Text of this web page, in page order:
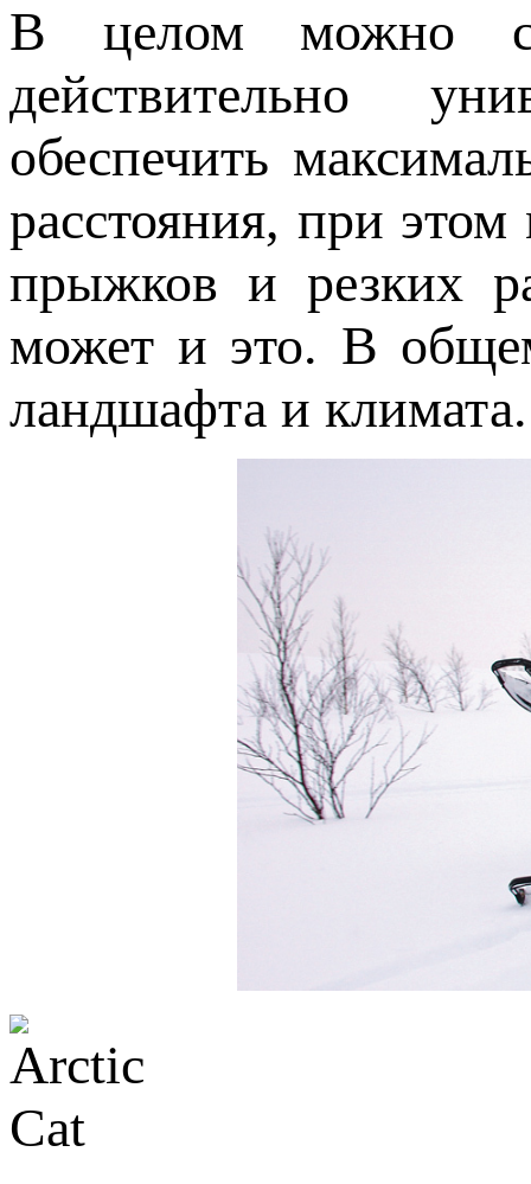
В целом можно
действительно
обеспечить
расстояния, при
прыжков и резких
может и это. В
ландшафта и климата.